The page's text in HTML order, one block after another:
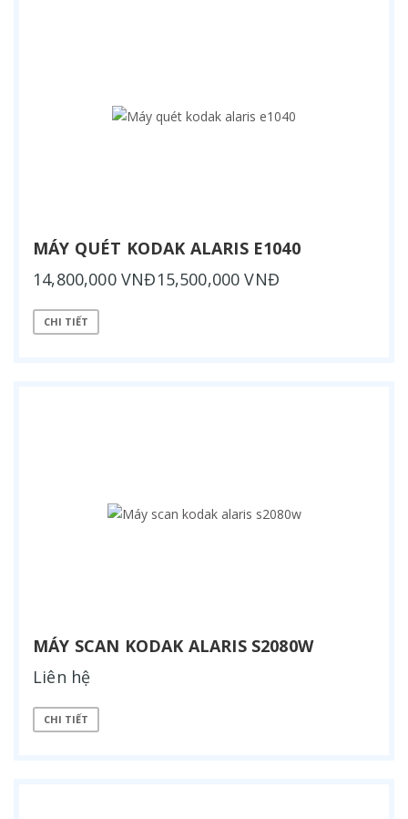
MÁY QUÉT KODAK ALARIS E1040
14,800,000 VNĐ15,500,000 VNĐ
CHI TIẾT
MÁY SCAN KODAK ALARIS S2080W
Liên hệ
CHI TIẾT